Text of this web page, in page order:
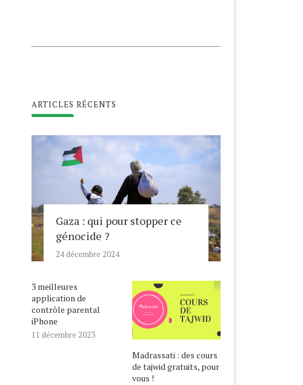
ARTICLES RÉCENTS
Gaza : qui pour stopper ce
génocide ?
24 décembre 2024
3 meilleures
application de
contrôle parental
iPhone
11 décembre 2023
Madrassati : des cours
de tajwid gratuits, pour
vous !